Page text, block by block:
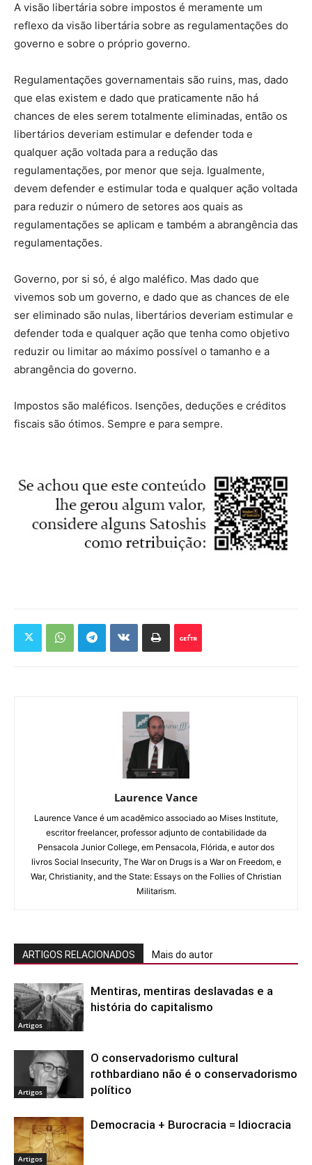
A visão libertária sobre impostos é meramente um
reflexo da visão libertária sobre as regulamentações do
governo e sobre o próprio governo.
Regulamentações governamentais são ruins, mas, dado
que elas existem e dado que praticamente não há
chances de eles serem totalmente eliminadas, então os
libertários deveriam estimular e defender toda e
qualquer ação voltada para a redução das
regulamentações, por menor que seja. Igualmente,
devem defender e estimular toda e qualquer ação voltada
para reduzir o número de setores aos quais as
regulamentações se aplicam e também a abrangência das
regulamentações.
Governo, por si só, é algo maléfico. Mas dado que
vivemos sob um governo, e dado que as chances de ele
ser eliminado são nulas, libertários deveriam estimular e
defender toda e qualquer ação que tenha como objetivo
reduzir ou limitar ao máximo possível o tamanho e a
abrangência do governo.
Impostos são maléficos. Isenções, deduções e créditos
fiscais são ótimos. Sempre e para sempre.
Laurence Vance
Laurence Vance é um acadêmico associado ao Mises Institute,
escritor freelancer, professor adjunto de contabilidade da
Pensacola Junior College, em Pensacola, Flórida, e autor dos
livros Social Insecurity, The War on Drugs is a War on Freedom, e
War, Christianity, and the State: Essays on the Follies of Christian
Militarism.
ARTIGOS RELACIONADOS Mais do autor
Artigos
Mentiras, mentiras deslavadas e a
história do capitalismo
Artigos
O conservadorismo cultural
rothbardiano não é o conservadorismo
político
Artigos
Democracia + Burocracia = Idiocracia